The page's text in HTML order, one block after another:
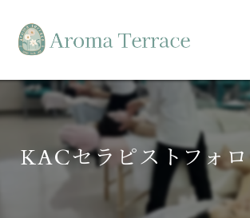
KACセラピストフォ